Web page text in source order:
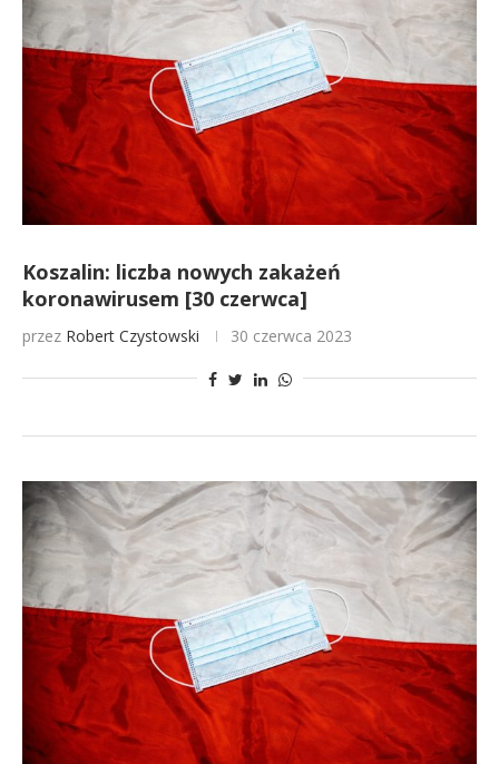
Koszalin: liczba nowych zakażeń
koronawirusem [30 czerwca]
przez Robert Czystowski 30 czerwca 2023